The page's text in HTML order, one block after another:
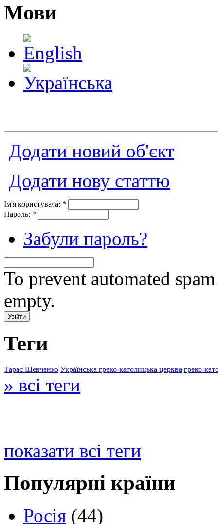
Мови
Додати новий об'єкт
Додати нову статтю
Ім'я користувача: *
Пароль: *
Забули пароль?
To prevent automated
empty.
Теги
Тарас Шевченко Українська греко-католицька церква греко-
» всі теги
показати всі теги
Популярні країни
Росія (44)